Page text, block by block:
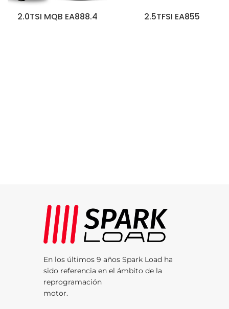
2.0TSI MQB EA888.4 2.5TFSI EA855
En los últimos 9 años Spark Load ha
sido referencia en el ámbito de la
reprogramación
motor.